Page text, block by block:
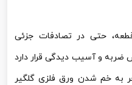
حتی در تصادفات جزئی
ضربه و آسیب دیدگی قرار دارد
به خم شدن ورق فلزی گلگیر